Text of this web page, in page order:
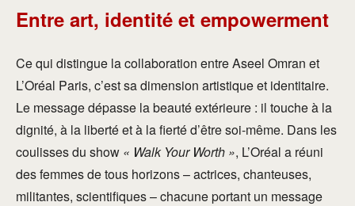
Entre art, identité et empowerment
Ce qui distingue la collaboration entre Aseel Omran et
L’Oréal Paris, c’est sa dimension artistique et identitaire.
Le message dépasse la beauté extérieure : il touche à la
dignité, à la liberté et à la fierté d’être soi-même. Dans les
coulisses du show « Walk Your Worth », L’Oréal a réuni
des femmes de tous horizons – actrices, chanteuses,
militantes, scientifiques – chacune portant un message